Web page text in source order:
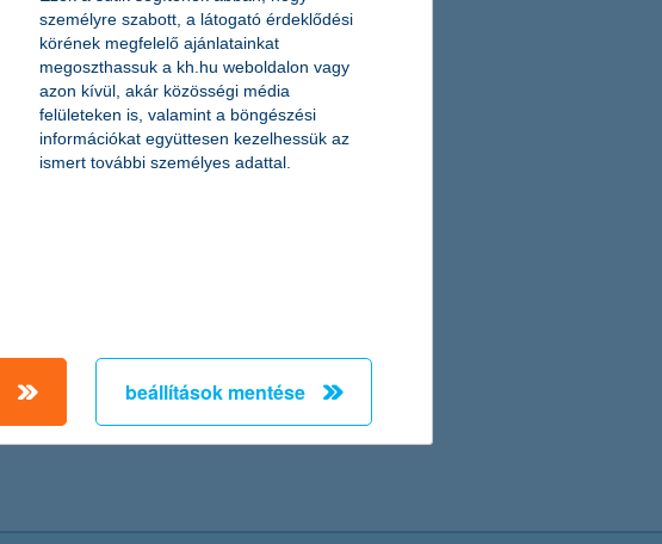
személyre szabott, a látogató érdeklődési
körének megfelelő ajánlatainkat
megoszthassuk a kh.hu weboldalon vagy
azon kívül, akár közösségi média
felületeken is, valamint a böngészési
információkat együttesen kezelhessük az
ismert további személyes adattal.
beállítások mentése